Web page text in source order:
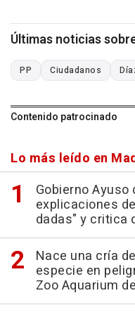
Últimas noticias
PP Ciudadanos
Contenido patrocinado
Lo más leído en
Gobierno
explicaciones
dadas" y critica
Nace una cría
especie en
Zoo Aquarium